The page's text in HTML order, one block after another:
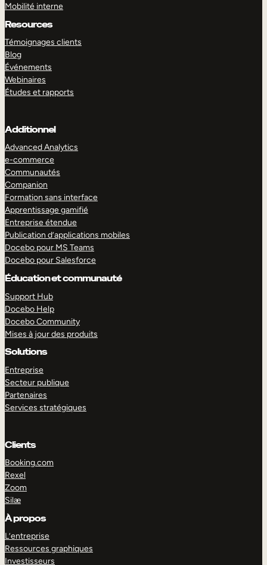
Mobilité interne
Resources
Témoignages clients
Blog
Événements
Webinaires
Études et rapports
Additionnel
Advanced Analytics
e-commerce
Communautés
Companion
Formation sans interface
Apprentissage gamifié
Entreprise étendue
Publication d’applications mobiles
Docebo pour MS Teams
Docebo pour Salesforce
Éducation et communauté
Support Hub
Docebo Help
Docebo Community
Mises à jour des produits
Solutions
Entreprise
Secteur publique
Partenaires
Services stratégiques
Clients
Booking.com
Rexel
Zoom
Silæ
À propos
L’entreprise
Ressources graphiques
Investisseurs